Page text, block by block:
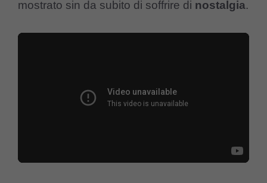
mostrato sin da subito di soffrire di nostalgia.